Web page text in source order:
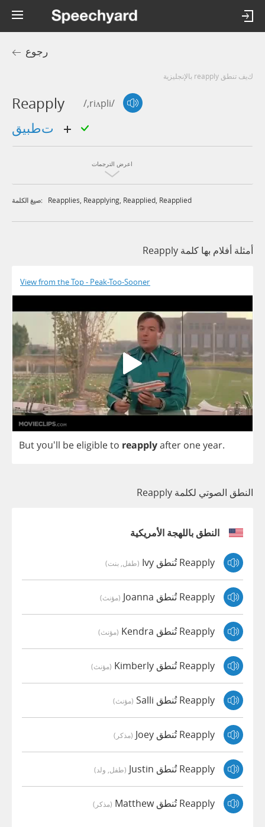
رجوع
كيف تنطق reapply بالإنجليزية
Reapply /,riʌpli/
اعرض الترجمات
صيغ الكلمة: Reapplies, Reapplying, Reapplied, Reapplied
أمثلة أفلام بها كلمة Reapply
View from the Top - Peak-Too-Sooner
Butyou'll be eligibleto reapplyafter oneyear.
النطق الصوتي لكلمة Reapply
النطق باللهجة الأمريكية
Reapply تُنطق Ivy (طفل, بنت)
Reapply تُنطق Joanna (مؤنث)
Reapply تُنطق Kendra (مؤنث)
Reapply تُنطق Kimberly (مؤنث)
Reapply تُنطق Salli (مؤنث)
Reapply تُنطق Joey (مذكر)
Reapply تُنطق Justin (طفل, ولد)
Reapply تُنطق Matthew (مذكر)